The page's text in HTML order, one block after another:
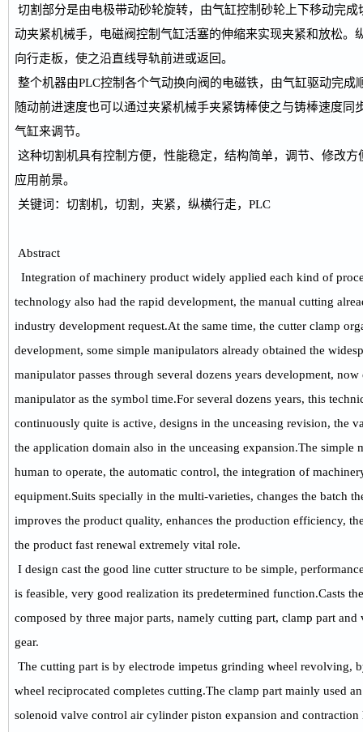
切割部分是由电极带动砂轮旋转，由气缸控制砂轮上下移动完
动夹紧机械手，电磁阀控制气缸活塞的伸缩来实现夹紧和放松。
向行走板，使之沿直线导轨前进或返回。
整个机器由PLC控制各个气动换向阀的电磁铁，由气缸驱动完成
随动前进速度也可以通过夹紧机械手夹紧铸棒使之与铸棒速度同
气缸来调节。
这种切割机具有控制方便，性能稳定，结构简单，调节、修改
应用前景。
关键词：切割机，切割，夹紧，纵横行走，PLC
Abstract
Integration of machinery product widely applied each kind of
technology also had the rapid development, the manual cutting
industry development request.At the same time, the cutter clamp
development, some simple manipulators already obtained the
manipulator passes through several dozens years development,
manipulator as the symbol time.For several dozens years, this
continuously quite is active, designs in the unceasing revision, the
the application domain also in the unceasing expansion.The simple
human to operate, the automatic control, the integration of
equipment.Suits specially in the multi-varieties, changes the batch
improves the product quality, enhances the production efficiency,
the product fast renewal extremely vital role.
I design cast the good line cutter structure to be simple,
is feasible, very good realization its predetermined function.Casts
composed by three major parts, namely cutting part, clamp part
gear.
The cutting part is by electrode impetus grinding wheel revolving,
wheel reciprocated completes cutting.The clamp part mainly used
solenoid valve control air cylinder piston expansion and contraction